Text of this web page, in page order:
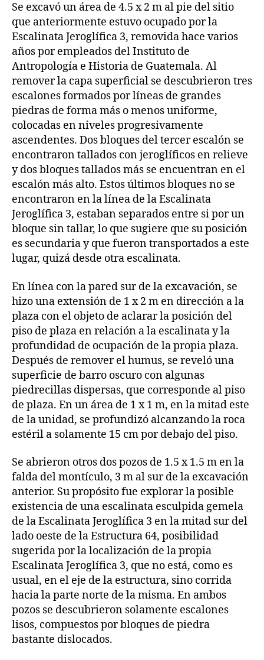
Se excavó un área de 4.5 x 2 m al pie del sitio
que anteriormente estuvo ocupado por la
Escalinata Jeroglífica 3, removida hace varios
años por empleados del Instituto de
Antropología e Historia de Guatemala. Al
remover la capa superficial se descubrieron tres
escalones formados por líneas de grandes
piedras de forma más o menos uniforme,
colocadas en niveles progresivamente
ascendentes. Dos bloques del tercer escalón se
encontraron tallados con jeroglíficos en relieve
y dos bloques tallados más se encuentran en el
escalón más alto. Estos últimos bloques no se
encontraron en la línea de la Escalinata
Jeroglífica 3, estaban separados entre si por un
bloque sin tallar, lo que sugiere que su posición
es secundaria y que fueron transportados a este
lugar, quizá desde otra escalinata.
En línea con la pared sur de la excavación, se
hizo una extensión de 1 x 2 m en dirección a la
plaza con el objeto de aclarar la posición del
piso de plaza en relación a la escalinata y la
profundidad de ocupación de la propia plaza.
Después de remover el humus, se reveló una
superficie de barro oscuro con algunas
piedrecillas dispersas, que corresponde al piso
de plaza. En un área de 1 x 1 m, en la mitad este
de la unidad, se profundizó alcanzando la roca
estéril a solamente 15 cm por debajo del piso.
Se abrieron otros dos pozos de 1.5 x 1.5 m en la
falda del montículo, 3 m al sur de la excavación
anterior. Su propósito fue explorar la posible
existencia de una escalinata esculpida gemela
de la Escalinata Jeroglífica 3 en la mitad sur del
lado oeste de la Estructura 64, posibilidad
sugerida por la localización de la propia
Escalinata Jeroglífica 3, que no está, como es
usual, en el eje de la estructura, sino corrida
hacia la parte norte de la misma. En ambos
pozos se descubrieron solamente escalones
lisos, compuestos por bloques de piedra
bastante dislocados.